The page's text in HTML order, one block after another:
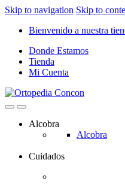
Skip to navigation Skip to
Bienvenido a nuestra
Donde Estamos
Tienda
Mi Cuenta
Alcobra
Alcobra
Cuidados